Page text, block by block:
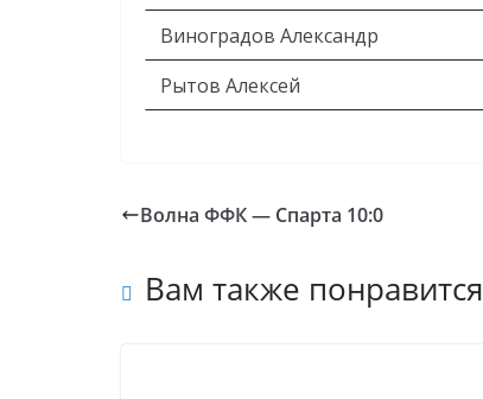
Виноградов Александр
Рытов Алексей
Волна ФФК — Спарта 10:0
Вам также понравится